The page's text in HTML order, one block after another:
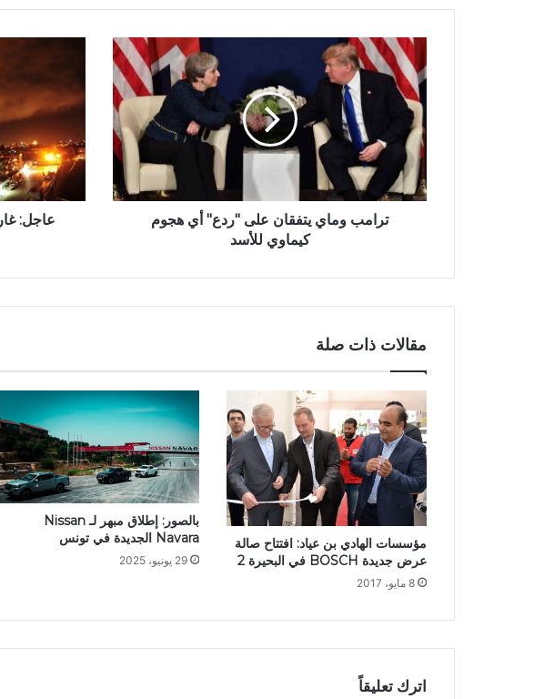
ترامب وماي يتفقان على "ردع" أي هجوم
كيماوي للأسد
عاجل:
مقالات ذات صلة
مؤسسات الهادي بن عياد: افتتاح صالة
عرض جديدة BOSCH في البحيرة 2
8 مايو، 2017
بالصور: إطلاق مبهر لـ Nissan
Navara الجديدة في تونس
29 يونيو، 2025
اترك تعليقاً